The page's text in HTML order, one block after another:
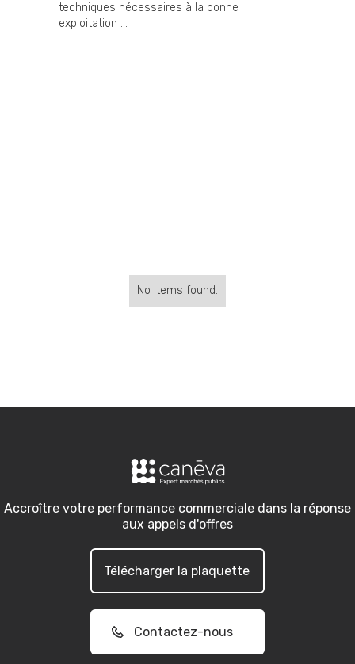
techniques nécessaires à la bonne
exploitation ...
No items found.
Accroître votre performance commerciale dans la réponse
aux appels d'offres
Télécharger la plaquette
Contactez-nous